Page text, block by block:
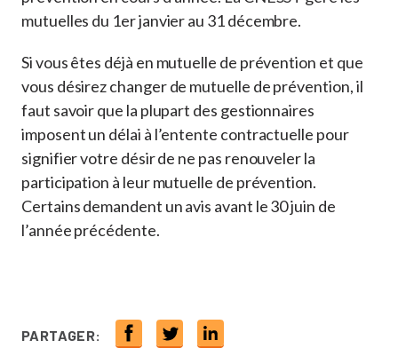
mutuelles du 1er janvier au 31 décembre.
Si vous êtes déjà en mutuelle de prévention et que
vous désirez changer de mutuelle de prévention, il
faut savoir que la plupart des gestionnaires
imposent un délai à l’entente contractuelle pour
signifier votre désir de ne pas renouveler la
participation à leur mutuelle de prévention.
Certains demandent un avis avant le 30 juin de
l’année précédente.
PARTAGER: